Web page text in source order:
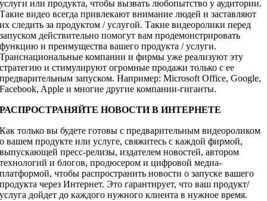
услуги или продукта, чтобы вызвать любопытство у аудитории.
Такие видео всегда привлекают внимание людей и заставляют
их следить за продуктом / услугой. Такие видеоролики перед
запуском действительно помогут вам продемонстрировать
функцию и преимущества вашего продукта / услуги.
Транснациональные компании и фирмы уже реализуют эту
стратегию и стимулируют огромные продажи только с ее
предварительным запуском. Например: Microsoft Office, Google,
Facebook, Apple и многие другие компании-гиганты.
РАСПРОСТРАНЯЙТЕ НОВОСТИ В ИНТЕРНЕТЕ
Как только вы будете готовы с предварительным видеороликом
о вашем продукте или услуге, свяжитесь с каждой фирмой,
выпускающей пресс-релизы, издателем новостей, автором
технологий и блогов, продюсером и цифровой медиа-
платформой, чтобы распространить новости о запуске вашего
продукта через Интернет. Это гарантирует, что ваш продукт/
услуга дойдет до каждого нужного клиента в нужное время.